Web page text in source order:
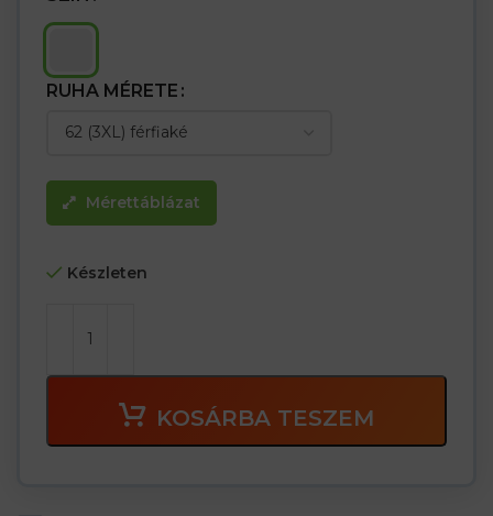
RUHA MÉRETE
Mérettáblázat
Készleten
KOSÁRBA TESZEM